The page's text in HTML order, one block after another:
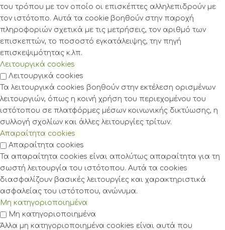
του τρόπου με τον οποίο οι επισκέπτες αλληλεπιδρούν με
τον ιστότοπο. Αυτά τα cookie βοηθούν στην παροχή
πληροφοριών σχετικά με τις μετρήσεις, τον αριθμό των
επισκεπτών, το ποσοστό εγκατάλειψης, την πηγή
επισκεψιμότητας κ.λπ.
Λειτουργικά cookies
Λειτουργικά cookies
Τα λειτουργικά cookies βοηθούν στην εκτέλεση ορισμένων
λειτουργιών, όπως η κοινή χρήση του περιεχομένου του
ιστότοπου σε πλατφόρμες μέσων κοινωνικής δικτύωσης, η
συλλογή σχολίων και άλλες λειτουργίες τρίτων.
Απαραίτητα cookies
Απαραίτητα cookies
Τα απαραίτητα cookies είναι απολύτως απαραίτητα για τη
σωστή λειτουργία του ιστότοπου. Αυτά τα cookies
διασφαλίζουν βασικές λειτουργίες και χαρακτηριστικά
ασφαλείας του ιστότοπου, ανώνυμα.
Μη κατηγοριοποιημένα
Μη κατηγοριοποιημένα
Άλλα μη κατηγοριοποιημένα cookies είναι αυτά που